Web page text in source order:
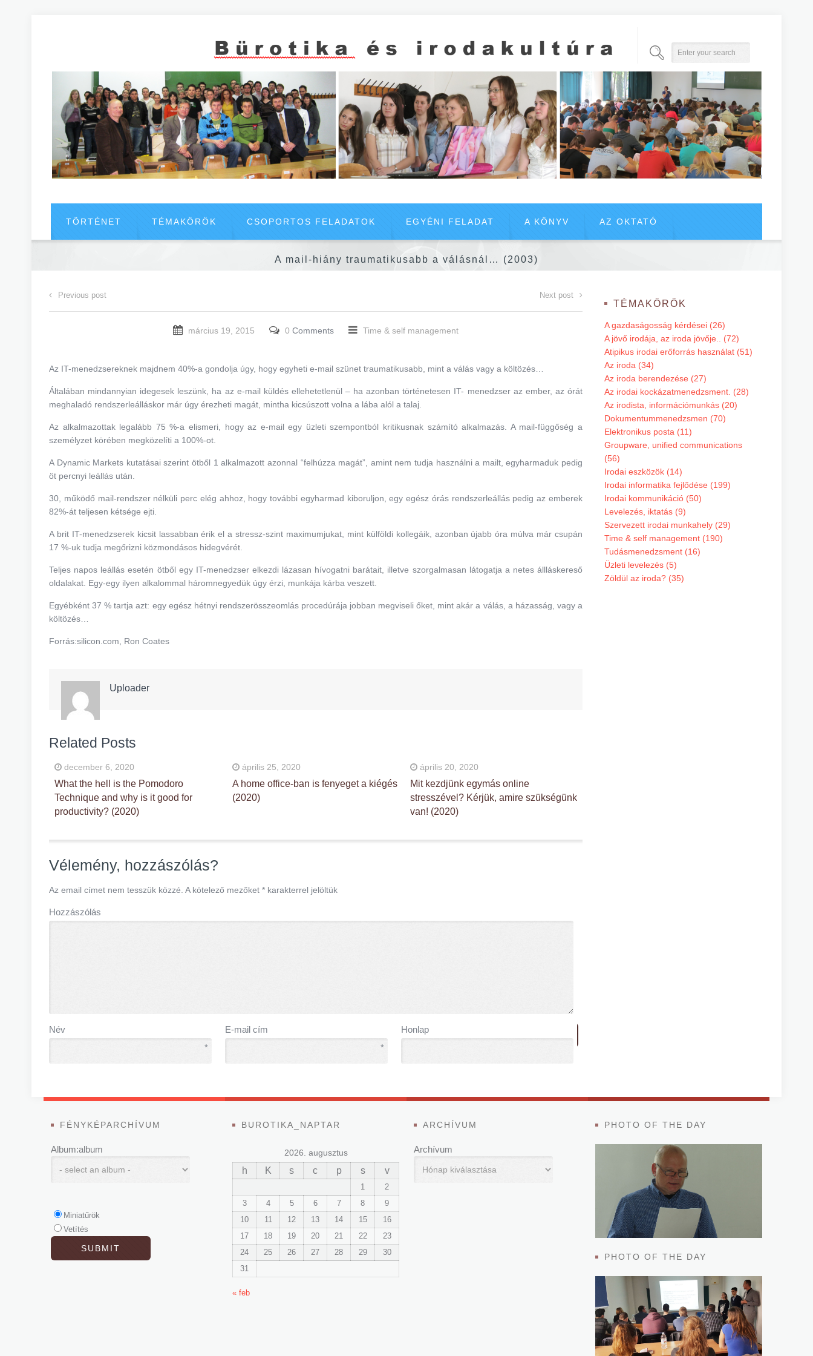
TÖRTÉNET TÉMAKÖRÖK CSOPORTOS FELADATOK EGYÉNI FELADAT A KÖNYV AZ OKTATÓ
A mail-hiány traumatikusabb a válásnál… (2003)
Previous post Next post
március 19, 2015 0 Comments Time & self management
Az IT-menedzsereknek majdnem 40%-a gondolja úgy, hogy egyheti e-mail szünet traumatikusabb, mint a válás vagy a költözés…
Általában mindannyian idegesek leszünk, ha az e-mail küldés ellehetetlenül – ha azonban történetesen IT- menedzser az ember, az órát
meghaladó rendszerleálláskor már úgy érezheti magát, mintha kicsúszott volna a lába alól a talaj.
Az alkalmazottak legalább 75 %-a elismeri, hogy az e-mail egy üzleti szempontból kritikusnak számító alkalmazás. A mail-függőség a
személyzet körében megközelíti a 100%-ot.
A Dynamic Markets kutatásai szerint ötből 1 alkalmazott azonnal “felhúzza magát”, amint nem tudja használni a mailt, egyharmaduk pedig
öt percnyi leállás után.
30, működő mail-rendszer nélküli perc elég ahhoz, hogy további egyharmad kiboruljon, egy egész órás rendszerleállás pedig az emberek
82%-át teljesen kétsége ejti.
A brit IT-menedzserek kicsit lassabban érik el a stressz-szint maximumjukat, mint külföldi kollegáik, azonban újabb óra múlva már csupán
17 %-uk tudja megőrizni közmondásos hidegvérét.
Teljes napos leállás esetén ötből egy IT-menedzser elkezdi lázasan hívogatni barátait, illetve szorgalmasan látogatja a netes állláskereső
oldalakat. Egy-egy ilyen alkalommal háromnegyedük úgy érzi, munkája kárba veszett.
Egyébként 37 % tartja azt: egy egész hétnyi rendszerösszeomlás procedúrája jobban megviseli őket, mint akár a válás, a házasság, vagy a
költözés…
Forrás:silicon.com, Ron Coates
Uploader
Related Posts
december 6, 2020
What the hell is the Pomodoro
Technique and why is it good for
productivity? (2020)
április 25, 2020
A home office-ban is fenyeget a kiégés
(2020)
április 20, 2020
Mit kezdjünk egymás online
stresszével? Kérjük, amire szükségünk
van! (2020)
Vélemény, hozzászólás?
Az email címet nem tesszük közzé. A kötelező mezőket * karakterrel jelöltük
Hozzászólás
Név
*
E-mail cím
*
Honlap
TÉMAKÖRÖK
A gazdaságosság kérdései (26)
A jövő irodája, az iroda jövője.. (72)
Atipikus irodai erőforrás használat (51)
Az iroda (34)
Az iroda berendezése (27)
Az irodai kockázatmenedzsment. (28)
Az irodista, információmunkás (20)
Dokumentummenedzsmen (70)
Elektronikus posta (11)
Groupware, unified communications
(56)
Irodai eszközök (14)
Irodai informatika fejlődése (199)
Irodai kommunikáció (50)
Levelezés, iktatás (9)
Szervezett irodai munkahely (29)
Time & self management (190)
Tudásmenedzsment (16)
Üzleti levelezés (5)
Zöldül az iroda? (35)
FÉNYKÉPARCHÍVUM
Album:album
Miniatűrök
Vetítés
BUROTIKA_NAPTAR
2026. augusztus
h K s c p s v
1
2
3
4 5 6 7 8
9
10
11 12 13 14 15
16
17
18 19 20 21 22
23
24
25 26 27 28 29
30
31
« feb
ARCHÍVUM
Archívum
PHOTO OF THE DAY
PHOTO OF THE DAY